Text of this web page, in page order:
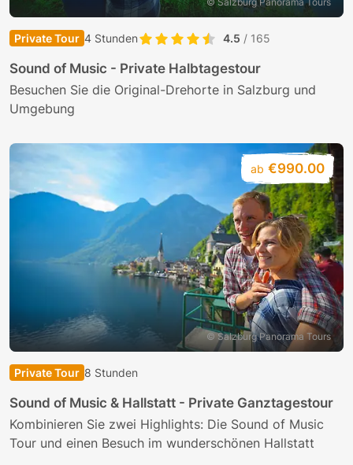
Private Tour 4 Stunden 4.5 / 165
Sound of Music - Private Halbtagestour
Besuchen Sie die Original-Drehorte in Salzburg und
Umgebung
ab €990.00
© Salzburg Panorama Tours
Private Tour 8 Stunden
Sound of Music & Hallstatt - Private Ganztagestour
Kombinieren Sie zwei Highlights: Die Sound of Music
Tour und einen Besuch im wunderschönen Hallstatt